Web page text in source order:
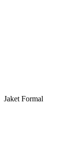
Jaket Formal